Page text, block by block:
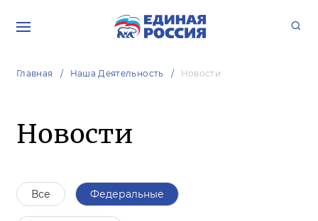
Главная Наша Деятельность Новости
Новости
Все Федеральные